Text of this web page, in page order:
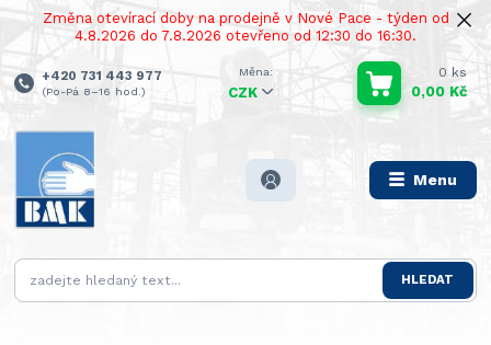
Změna otevírací doby na prodejně v Nové Pace - týden od
4.8.2026 do 7.8.2026 otevřeno od 12:30 do 16:30.
Menu
CZK
HLEDAT
+420 731 443 977
(Po-Pá 8–16 hod.)
0 ks
0,00 Kč